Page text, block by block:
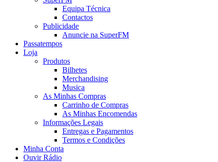
Equipa Técnica
Contactos
Publicidade
Anuncie na SuperFM
Passatempos
Loja
Produtos
Bilhetes
Merchandising
Musica
As Minhas Compras
Carrinho de Compras
As Minhas Encomendas
Informações Legais
Entregas e Pagamentos
Termos e Condições
Minha Conta
Ouvir Rádio